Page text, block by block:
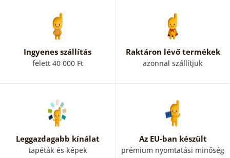
Ingyenes szállítás
felett 40 000 Ft
Raktáron lévő termékek
azonnal szállítjuk
Leggazdagabb kínálat
tapéták és képek
Az EU-ban készült
prémium nyomtatási minőség